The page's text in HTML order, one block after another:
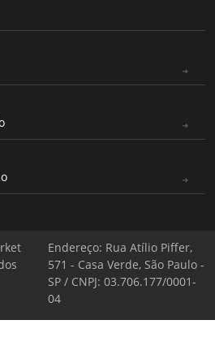
Endereço: Rua Atílio Piffer,
571 - Casa Verde, São Paulo -
SP / CNPJ: 03.706.177/0001-
04